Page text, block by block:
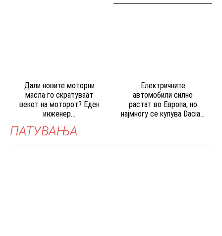
Дали новите моторни
масла го скратуваат
векот на моторот? Еден
инженер...
Електричните
автомобили силно
растат во Европа, но
најмногу се купува Dacia...
ПАТУВАЊА